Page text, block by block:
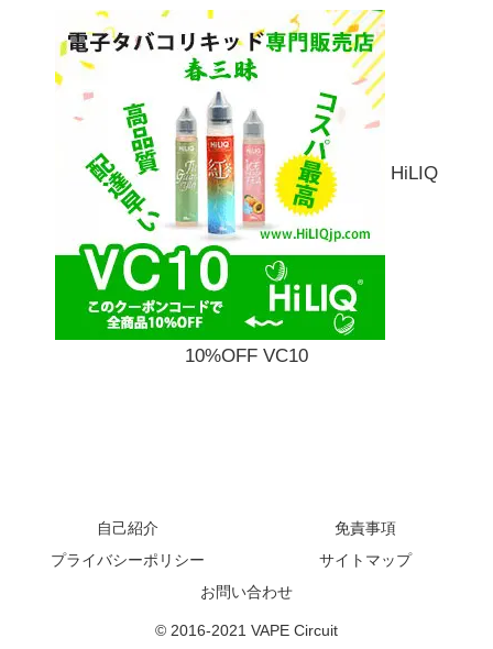
HiLIQ
10%OFF VC10
自己紹介
免責事項
プライバシーポリシー
サイトマップ
お問い合わせ
© 2016-2021 VAPE Circuit